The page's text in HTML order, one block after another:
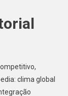
clima global